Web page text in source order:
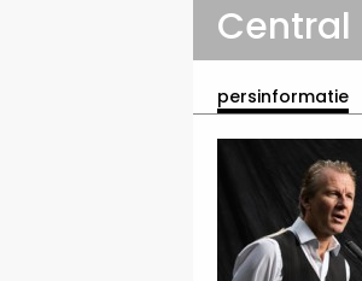
Central
persinformatie